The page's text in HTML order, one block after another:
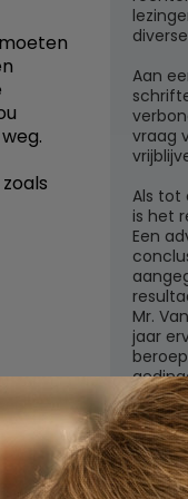
zoals
Aan
vraag
Als tot
is het
Een
Mr.
jaar
van
6881